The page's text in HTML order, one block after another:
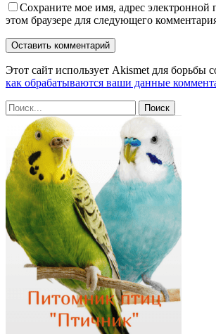
Сохраните мое имя, адрес электронной
этом браузере для следующего
Этот сайт использует Akismet для борьбы
как обрабатываются ваши данные